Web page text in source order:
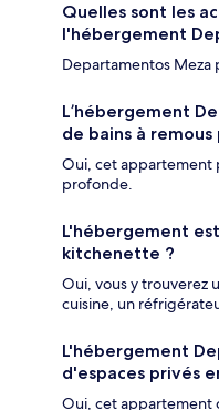
Quelles sont les
l'hébergement
Departamentos Meza
L’hébergement
de bains à remous
Oui, cet appartement
profonde.
L'hébergement
kitchenette ?
Oui, vous y trouverez
cuisine, un
L'hébergement
d'espaces privés
Oui, cet appartement